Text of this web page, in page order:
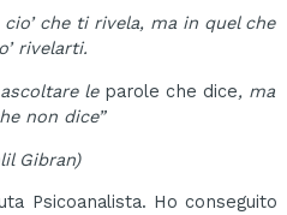
che ti rivela, ma in quel che
rivelarti.
le parole che dice, ma
non dice”
Gibran)
Psicoanalista. Ho conseguito